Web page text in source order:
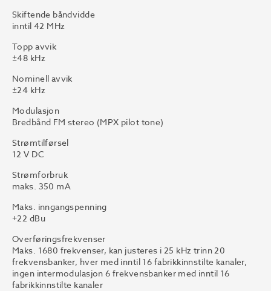
Skiftende båndvidde
inntil 42 MHz
Topp avvik
±48 kHz
Nominell avvik
±24 kHz
Modulasjon
Bredbånd FM stereo (MPX pilot tone)
Strømtilførsel
12 V DC
Strømforbruk
maks. 350 mA
Maks. inngangspenning
+22 dBu
Overføringsfrekvenser
Maks. 1680 frekvenser, kan justeres i 25 kHz trinn 20
frekvensbanker, hver med inntil 16 fabrikkinnstilte kanaler,
ingen intermodulasjon 6 frekvensbanker med inntil 16
fabrikkinnstilte kanaler